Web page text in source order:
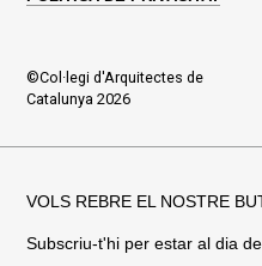
©Col·legi d'Arquitectes de
Catalunya 2026
VOLS REBRE EL NOSTRE
Subscriu-t'hi per estar al dia